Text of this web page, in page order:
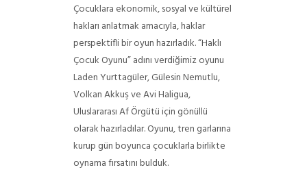
Çocuklara ekonomik, sosyal ve kültürel
hakları anlatmak amacıyla, haklar
perspektifli bir oyun hazırladık. “Haklı
Çocuk Oyunu” adını verdiğimiz oyunu
Laden Yurttagüler, Gülesin Nemutlu,
Volkan Akkuş ve Avi Haligua,
Uluslararası Af Örgütü için gönüllü
olarak hazırladılar. Oyunu, tren garlarına
kurup gün boyunca çocuklarla birlikte
oynama fırsatını bulduk.